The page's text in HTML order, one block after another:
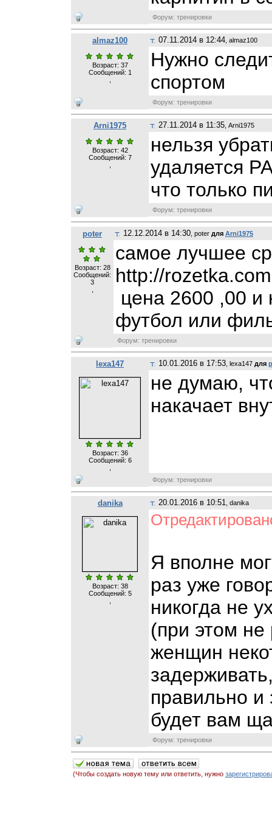
Форум: тренировки
almaz100 07.11.2014 в 12:44 , almaz100
Возраст: 37
Сообщений: 1
Нужно
спортом
Форум: тренировки
Arni1975 27.11.2014 в 11:35, Arni1975
Возраст: 42
Сообщений: 7
,
нельзя
удаляется
что только
Форум: тренировки
poter 12.12.2014 в 14:30 , poter для Arni1975
Возраст: 28
Сообщений:
3
самое лучшее
http://
цена 2600 ,00 и
футбол или
Форум: тренировки
lexa147 10.01.2016 в 17:53 , lexa147 для
Возраст: 36
Сообщений: 6
не думаю,
накачает
Форум: тренировки
danika 20.01.2016 в 10:51, danika
Возраст: 38
Сообщений: 5
,
Я вполне
раз уже
никогда не
(при этом не
женщин
правильно и
будет вам
Форум: тренировки
(Чтобы создать новую тему или ответить, нужно